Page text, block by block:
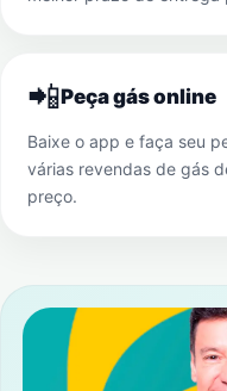
📲Peça gás online
Baixe o app e faça seu
várias revendas de gás
preço.